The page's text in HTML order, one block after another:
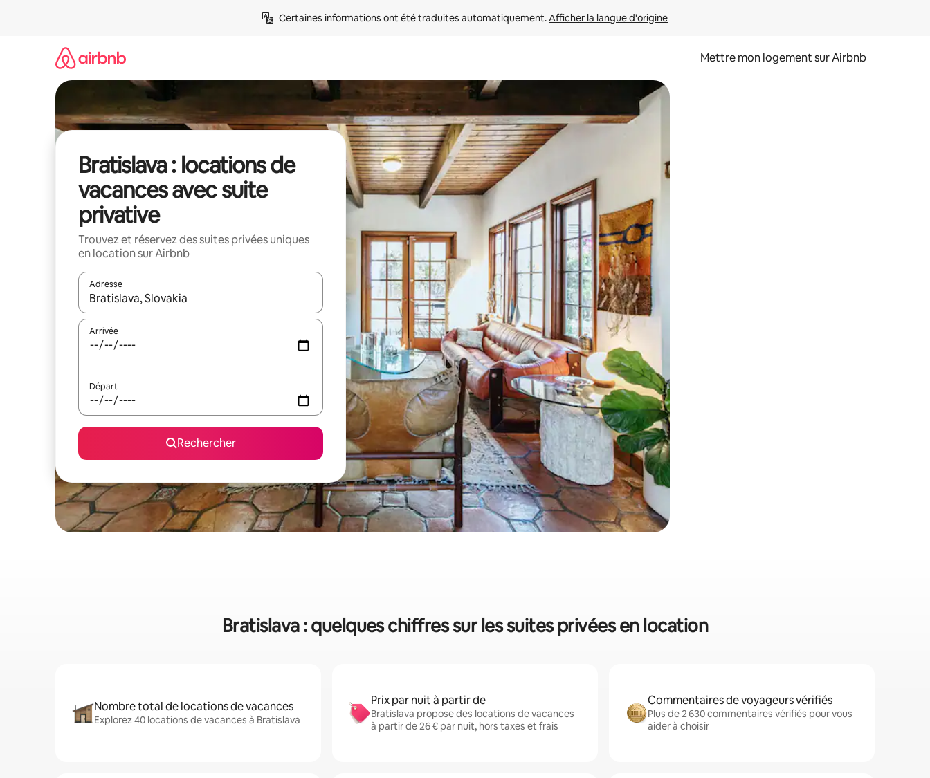
Certaines informations ont été traduites automatiquement. Afficher la langue d'origine
Mettre mon logement sur Airbnb
Bratislava : locations de
vacances avec suite
privative
Trouvez et réservez des suites privées uniques
en location sur Airbnb
Adresse
Lorsque les résultats s'affichent, utilisez les flèches vers le haut et vers le bas pour les parcourir ou en appuyant et en faisant glisser.
Arrivée
Départ
Rechercher
Bratislava : quelques chiffres sur les suites privées en location
Nombre total de locations de vacances
Explorez 40 locations de vacances à Bratislava
Prix par nuit à partir de
Bratislava propose des locations de vacances
à partir de 26 € par nuit, hors taxes et frais
Commentaires de voyageurs vérifiés
Plus de 2 630 commentaires vérifiés pour vous
aider à choisir